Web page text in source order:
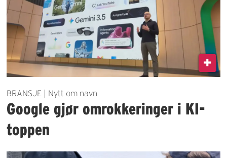
BRANSJE | Nytt om navn
Google gjør omrokkeringer i KI-
toppen